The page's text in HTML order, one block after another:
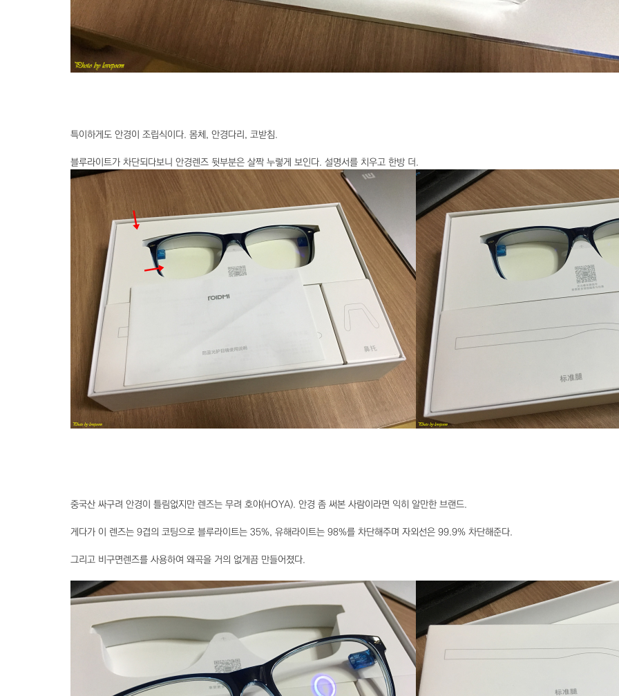
특이하게도 안경이 조립식이다. 몸체, 안경다리, 코받침.
블루라이트가 차단되다보니 안경렌즈 뒷부분은 살짝 누렇게 보인다. 설명서를 치우고 한방 더.
중국산 싸구려 안경이 틀림없지만 렌즈는 무려 호야(HOYA). 안경 좀 써본 사람이라면 익히 알만한 브랜드.
게다가 이 렌즈는 9겹의 코팅으로 블루라이트는 35%, 유해라이트는 98%를 차단해주며 자외선은 99.9% 차단해준다.
그리고 비구면렌즈를 사용하여 왜곡을 거의 없게끔 만들어졌다.